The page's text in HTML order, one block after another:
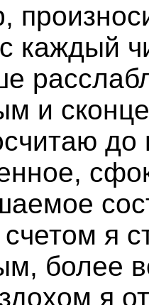
каждый
и
до
я
более
я